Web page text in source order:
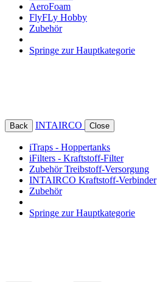
AeroFoam
FlyFLy Hobby
Zubehör
Springe zur Hauptkategorie
Back INTAIRCO Close
iTraps - Hoppertanks
iFilters - Kraftstoff-Filter
Zubehör Treibstoff-Versorgung
INTAIRCO Kraftstoff-Verbinder
Zubehör
Springe zur Hauptkategorie